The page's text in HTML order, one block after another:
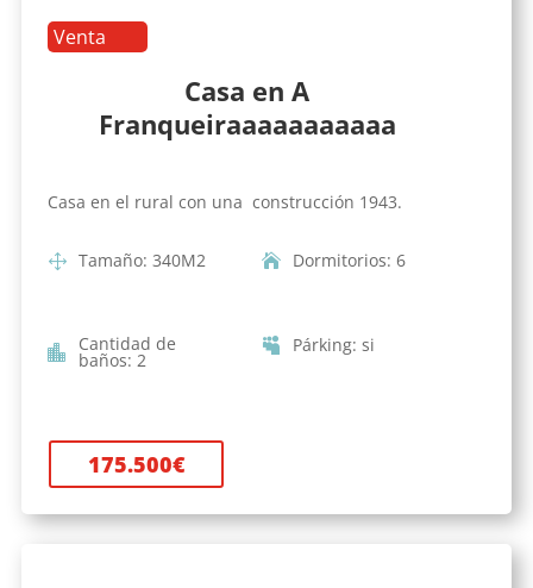
Venta
Casa en A
Franqueiraaaaaaaaaaa
Casa en el rural con una construcción 1943.
Tamaño: 340M2 Dormitorios: 6
Cantidad de
baños: 2
Párking: si
175.500€